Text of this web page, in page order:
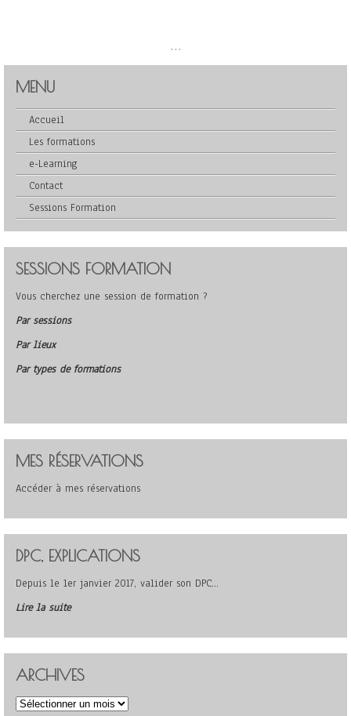
...
MENU
Accueil
Les formations
e-Learning
Contact
Sessions Formation
SESSIONS FORMATION
Vous cherchez une session de formation ?
Par sessions
Par lieux
Par types de formations
MES RÉSERVATIONS
Accéder à mes réservations
DPC, EXPLICATIONS
Depuis le 1er janvier 2017, valider son DPC…
Lire la suite
ARCHIVES
Archives